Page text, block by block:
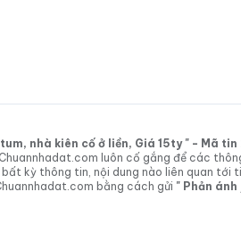
nhà kiên cố ở liền, Giá 15ty " - Mã
luôn cố gắng để các
kỳ thông tin, nội dung nào liên quan tới
bằng cách gửi " Phản